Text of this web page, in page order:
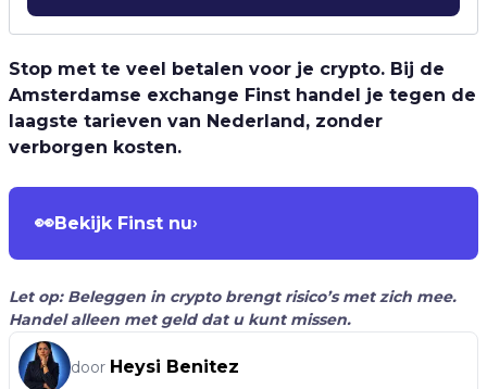
Stop met te veel betalen voor je crypto. Bij de
Amsterdamse exchange Finst handel je tegen de
laagste tarieven van Nederland, zonder
verborgen kosten.
👀Bekijk Finst nu›
Let op: Beleggen in crypto brengt risico’s met zich mee.
Handel alleen met geld dat u kunt missen.
door Heysi Benitez